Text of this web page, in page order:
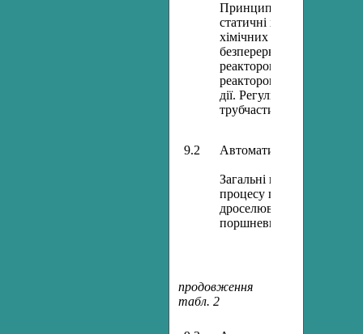
Принципи керування
статичні
хімічних реакторів.
безперервної дії. Схема
реактором безперервної
реактором. Регулювання
дії. Регулювання
трубчастими реакторами.
9.2 Автоматизація процесу
Загальні відомості та
процесу переміщення
дроселювання потоку.
поршневих насосів
продовження
табл. 2